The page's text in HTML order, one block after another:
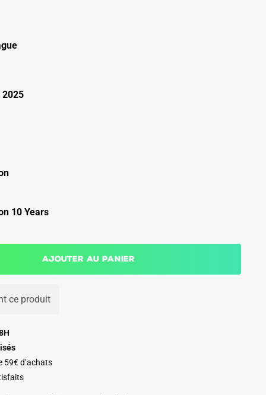
2025
10 Years
Ajouter au panier
ce produit
59€ d’achats